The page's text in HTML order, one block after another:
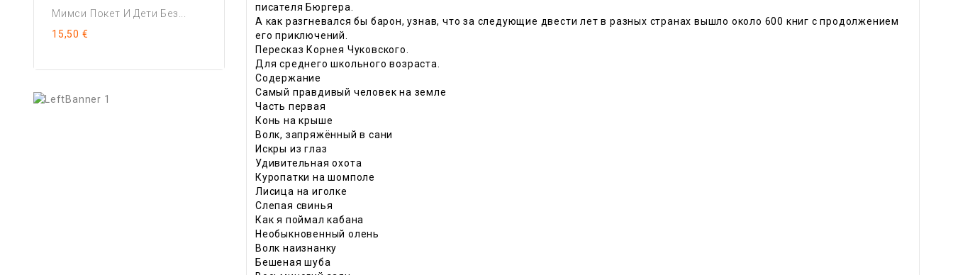
Мимси Покет И Дети Без...
15,50 €
писателя Бюргера.
А как разгневался бы барон, узнав, что за следующие двести лет в разных странах вышло около 600 книг с продолжением
его приключений.
Пересказ Корнея Чуковского.
Для среднего школьного возраста.
Содержание
Самый правдивый человек на земле
Часть первая
Конь на крыше
Волк, запряжённый в сани
Искры из глаз
Удивительная охота
Куропатки на шомполе
Лисица на иголке
Слепая свинья
Как я поймал кабана
Необыкновенный олень
Волк наизнанку
Бешеная шуба